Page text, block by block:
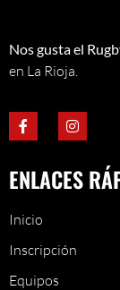
Nos gusta el
en La Rioja.
ENLACES
Inicio
Inscripción
Equipos